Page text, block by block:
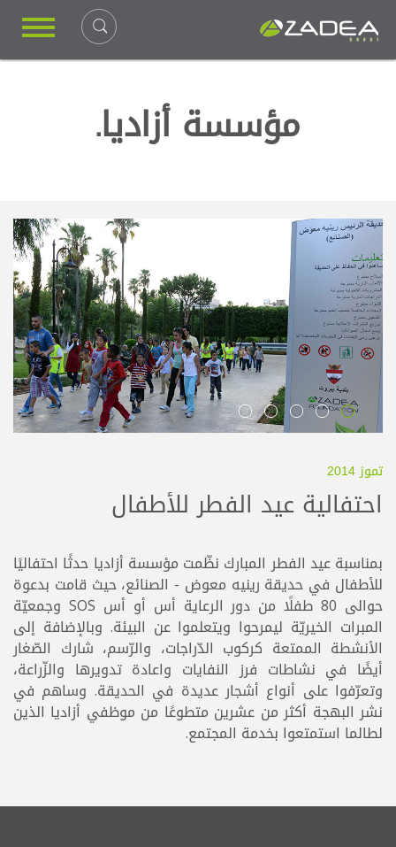
مؤسسة أزاديا.
تموز 2014
احتفالية عيد الفطر للأطفال
بمناسبة عيد الفطر المبارك نظّمت مؤسسة أزاديا حدثًا احتفاليًا
للأطفال في حديقة رينيه معوض - الصنائع، حيث قامت بدعوة
حوالى 80 طفلًا من دور الرعاية أس أو أس SOS وجمعيّة
المبرات الخيريّة ليمرحوا ويتعلموا عن البيئة. وبالإضافة إلى
الأنشطة الممتعة كركوب الدّراجات، والرّسم، شارك الصّغار
أيضًا في نشاطات فرز النفايات واعادة تدويرها والزّراعة،
وتعرّفوا على أنواع أشجار عديدة في الحديقة. وساهم في
نشر البهجة أكثر من عشرين متطوعًا من موظفي أزاديا الذين
لطالما استمتعوا بخدمة المجتمع.